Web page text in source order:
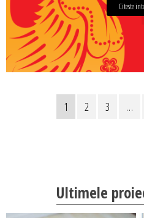
Citeste
1 2 3 …
Ultimele